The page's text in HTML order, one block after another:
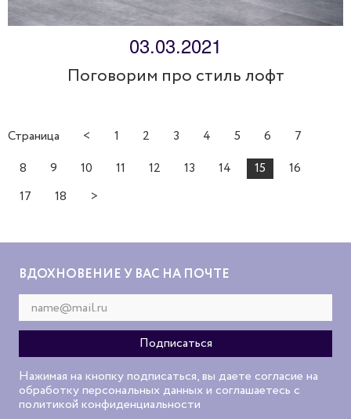
03.03.2021
Поговорим про стиль лофт
Страница < 1 2 3 4 5 6 7
8 9 10 11 12 13 14 15 16
17 18 >
ВДОХНОВЕНИЕ У ВАС НА ПОЧТЕ
Нажимая на кнопку подписаться, вы даете согласие на
обработку персональных данных и соглашаетесь с
политикой конфиденциальности